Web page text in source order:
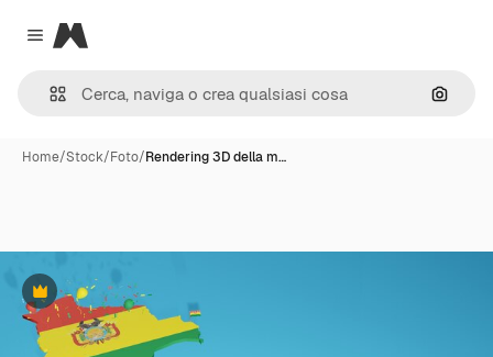
Close menu
Magnific
Cerca
Home/Stock/Foto/Rendering 3D della m…
Premium